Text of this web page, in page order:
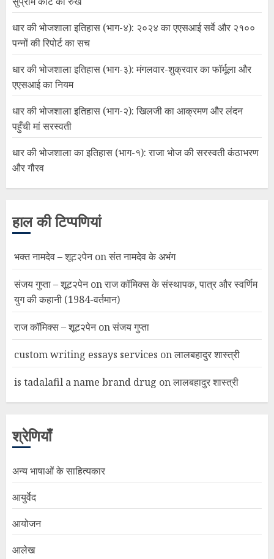
धार की भोजशाला इतिहास (भाग-४): २०२४ का एएसआई सर्वे और २१००
पन्नों की रिपोर्ट का सच
धार की भोजशाला इतिहास (भाग-३): मंगलवार-शुक्रवार का फॉर्मूला और
एएसआई का नियम
धार की भोजशाला इतिहास (भाग-२): खिलजी का आक्रमण और लंदन
पहुँची मां सरस्वती
धार की भोजशाला का इतिहास (भाग-१): राजा भोज की सरस्वती कंठाभरण
और गौरव
हाल की टिप्पणियां
भक्त नामदेव – शूट२पेनonसंत नामदेव के अभंग
संजय गुप्ता – शूट२पेनonराज कॉमिक्स के संस्थापक, पात्र और स्वर्णिम
युग की कहानी (1984-वर्तमान)
राज कॉमिक्स – शूट२पेनonसंजय गुप्ता
custom writing essays services onलालबहादुर शास्त्री
is tadalafil a name brand drug onलालबहादुर शास्त्री
श्रेणियाँ
अन्य भाषाओं के साहित्यकार
आयुर्वेद
आयोजन
आलेख